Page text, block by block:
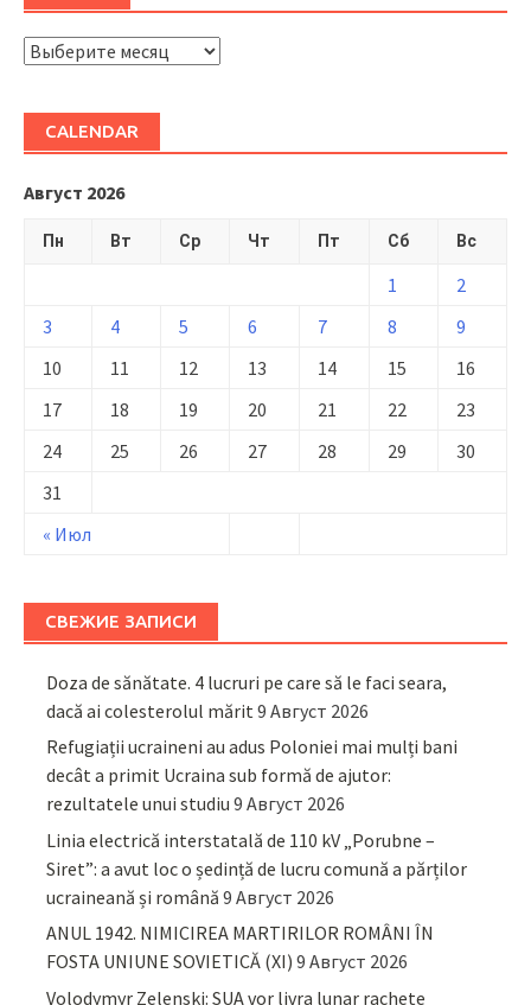
ARHIVĂ
CALENDAR
Август 2026
Пн Вт Ср Чт Пт Сб Вс
« Июл
1
2
3
4 5 6 7 8
9
10
11 12 13 14 15
16
17
18 19 20 21 22
23
24
25 26 27 28 29
30
31
СВЕЖИЕ ЗАПИСИ
Doza de sănătate. 4 lucruri pe care să le faci seara,
dacă ai colesterolul mărit9 Август 2026
Refugiații ucraineni au adus Poloniei mai mulți bani
decât a primit Ucraina sub formă de ajutor:
rezultatele unui studiu 9 Август 2026
Linia electrică interstatală de 110 kV „Porubne –
Siret”: a avut loc o ședință de lucru comună a părților
ucraineană și română 9 Август 2026
ANUL 1942. NIMICIREA MARTIRILOR ROMÂNI ÎN
FOSTA UNIUNE SOVIETICĂ (XI) 9 Август 2026
Volodymyr Zelenski: SUA vor livra lunar rachete